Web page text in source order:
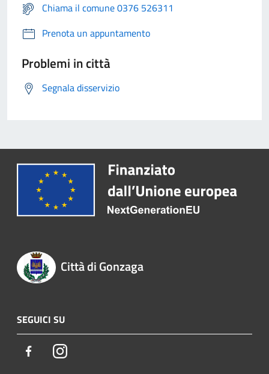
Chiama il comune 0376 526311
Prenota un appuntamento
Problemi in città
Segnala disservizio
Città di Gonzaga
SEGUICI SU
FacebookInstagram